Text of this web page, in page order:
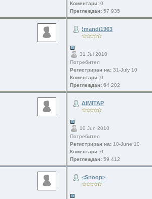
Коментари: 0
Преглеждан: 57 935
!mandi1963
31 Jul 2010
Потребител
Регистриран на: 31-July 10
Коментари: 0
Преглеждан: 64 202
ΔΙΜΙΤΑΡ
10 Jun 2010
Потребител
Регистриран на: 10-June 10
Коментари: 0
Преглеждан: 59 412
<Snoop>